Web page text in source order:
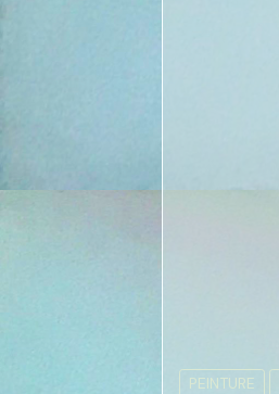
PEINTURE